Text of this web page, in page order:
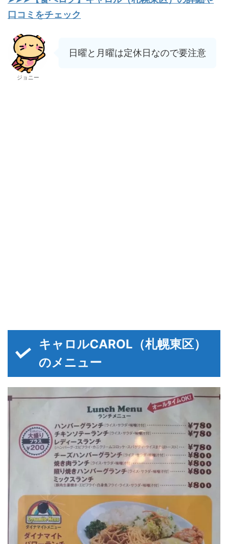
口コミをチェック
ジョニー
日曜と月曜は定休日なので要注意
キャロルCAROL（札幌東区）
のメニュー